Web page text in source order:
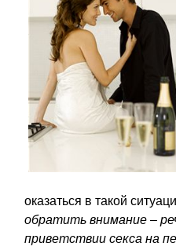
оказаться в такой
обратить внимание –
приветствии секса на